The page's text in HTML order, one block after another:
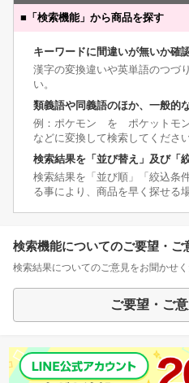
■ 「検索機能」から商品を探す
キーワードに間違いが無いか確
漢字の変換違いや英単語のつづ
い。
類義語や同義語のほか、一般的
例：ポケモン を ポケットモン
などに変換して検索してください
検索結果を「並び替え」及び「
検索結果を「並び順」「絞込条
る事により、商品を早く探せる
検索機能についてのご要望・ご
検索結果についてのご意見をお聞かせく
ご要望・ご